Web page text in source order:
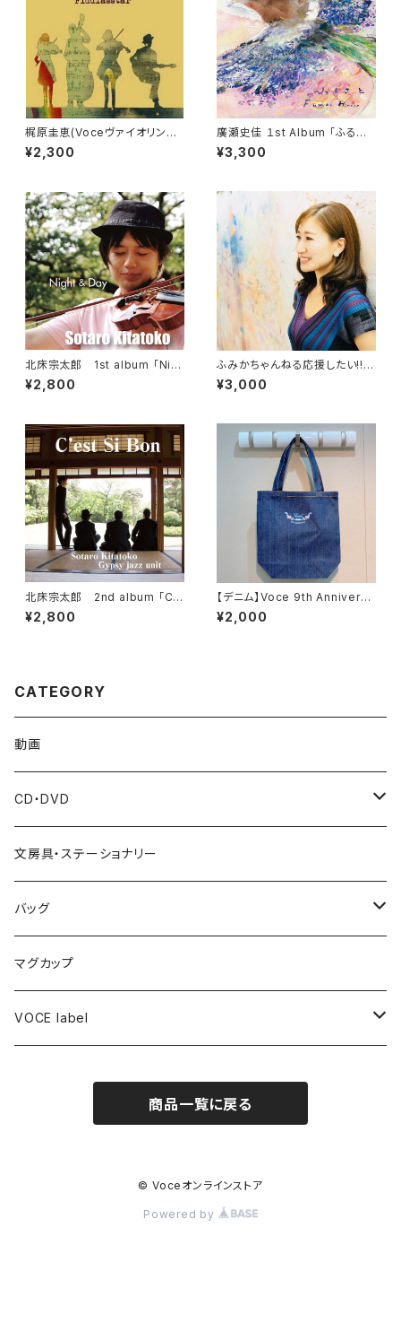
梶原圭恵(Voceヴァイオリン講
師) CD 『Loop the loop』Fid
dlasstar
¥2,300
廣瀬史佳 １st Album 「ふるさ
と」
¥3,300
北床宗太郎 1st album 「Nig
ht & Day」
¥2,800
ふみかちゃんねる応援したい!!窓
口
¥3,000
北床宗太郎 2nd album 「C'e
st si bon」
¥2,800
【デニム】Voce 9th Anniversa
ry トートバッグ
¥2,000
CATEGORY
動画
CD・DVD
梶原圭恵(Voce ヴァイオリン講師)
廣瀬史佳(Voce ヴォーカル講師)
北床宗太郎(Voceアーティストヴァイオリン奏者)
文房具・ステーショナリー
バッグ
トートバッグ
マグカップ
VOCE label
商品一覧に戻る
© Voceオンラインストア
Powered by